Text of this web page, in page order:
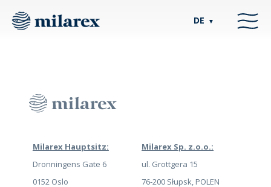
DE ▼
Milarex Hauptsitz:
Dronningens Gate 6
0152 Oslo
Milarex Sp. z.o.o.:
ul. Grottgera 15
76-200 Słupsk, POLEN